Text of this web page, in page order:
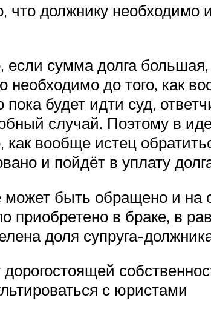
что должнику необходимо
если сумма долга
необходимо до того, как
пока будет идти суд,
случай. Поэтому в
как вообще истец
и пойдёт в уплату
быть обращено и на
приобретено в браке, в
доля супруга-
с юристами